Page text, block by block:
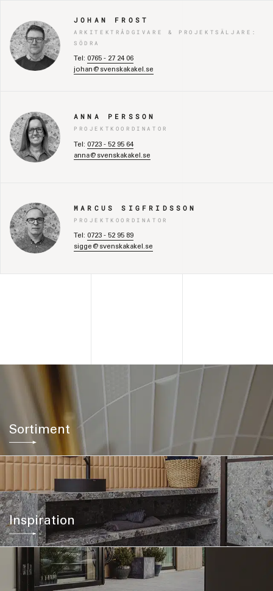
JOHAN FROST
ARKITEKTRÅDGIVARE & PROJEKTSÄLJARE:
SÖDRA
Tel: 0765 - 27 24 06
johan@svenskakakel.se
ANNA PERSSON
PROJEKTKOORDINATOR
Tel: 0723 - 52 95 64
anna@svenskakakel.se
MARCUS SIGFRIDSSON
PROJEKTKOORDINATOR
Tel: 0723 - 52 95 89
sigge@svenskakakel.se
Sortiment
Inspiration